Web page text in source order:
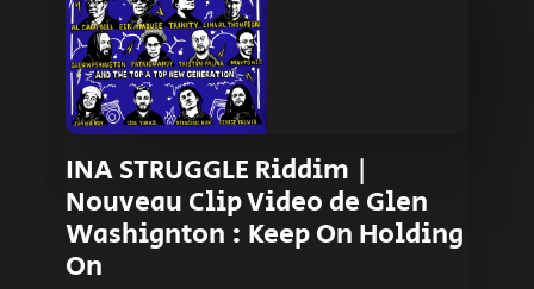
INA STRUGGLE Riddim |
Nouveau Clip Video de Glen
Washignton : Keep On Holding
On